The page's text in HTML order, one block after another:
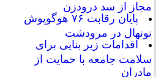
مجاز از سد درودزن
پایان رقابت‌ ۷۶ هوگوپوش
نونهال در مرودشت
اقدامات زیر بنایی برای
سلامت جامعه با حمایت از
مادران